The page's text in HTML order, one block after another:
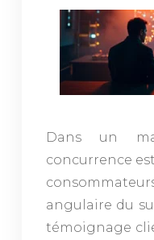
Dans un
concurrence
angulaire du
témoignage